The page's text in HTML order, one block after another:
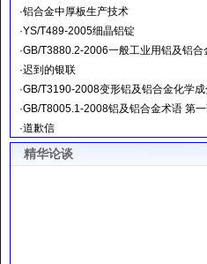
·铝合金中厚板生产技术
·YS/T489-2005细晶铝锭
·GB/T3880.2-2006一般工业用铝及铝合
·迟到的银联
·GB/T3190-2008变形铝及铝合金化学
·GB/T8005.1-2008铝及铝合金术语 第一
·道歉信
精华论谈